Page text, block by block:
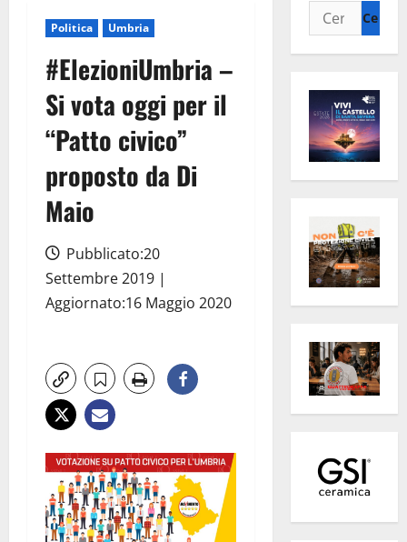
Politica Umbria
#ElezioniUmbria –
Si vota oggi per il
“Patto civico”
proposto da Di
Maio
Pubblicato:20
Settembre 2019 |
Aggiornato:16 Maggio 2020
Ricerca
per: